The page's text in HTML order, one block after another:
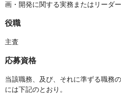
画・開発に関する実務またはリーダ
役職
主査
応募資格
当該職務、及び、それに準ずる職務
には下記のとおり。